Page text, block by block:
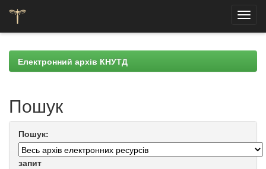
navigationЕлектронний архів КНУТД
Пошук
Пошук:
запит